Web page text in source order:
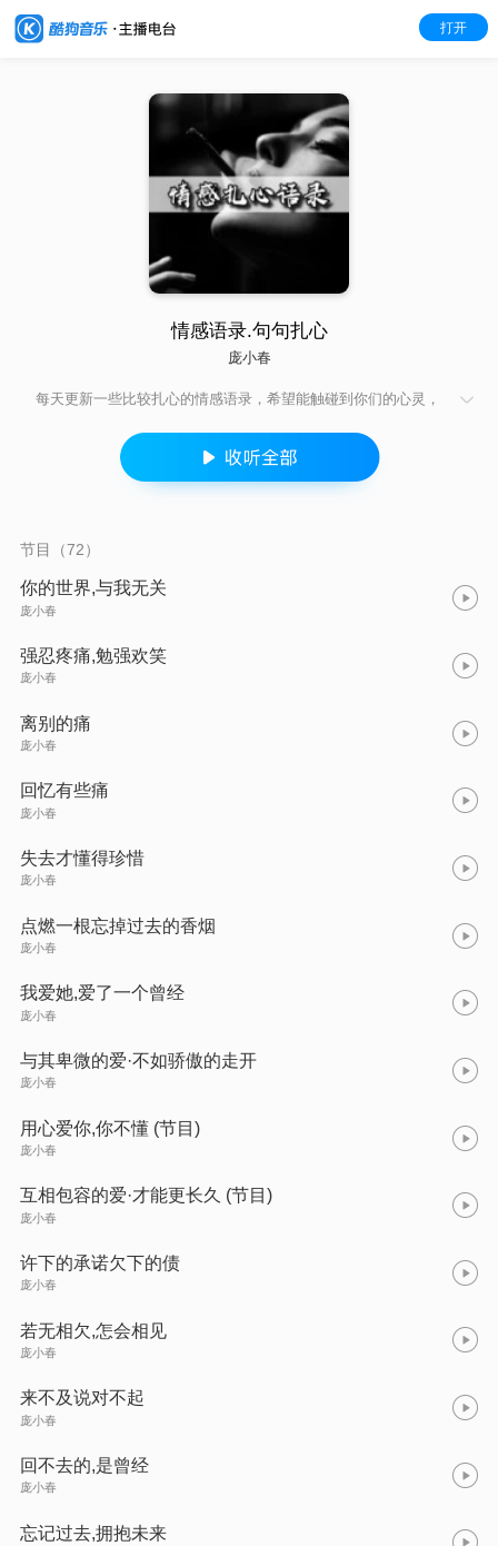
打开
情感语录.句句扎心
庞小春
每天更新一些比较扎心的情感语录，希望能触碰到你们的心灵，
节目（72）
你的世界,与我无关
庞小春
强忍疼痛,勉强欢笑
庞小春
离别的痛
庞小春
回忆有些痛
庞小春
失去才懂得珍惜
庞小春
点燃一根忘掉过去的香烟
庞小春
我爱她,爱了一个曾经
庞小春
与其卑微的爱·不如骄傲的走开
庞小春
用心爱你,你不懂 (节目)
庞小春
互相包容的爱·才能更长久 (节目)
庞小春
许下的承诺欠下的债
庞小春
若无相欠,怎会相见
庞小春
来不及说对不起
庞小春
回不去的,是曾经
庞小春
忘记过去,拥抱未来